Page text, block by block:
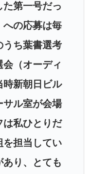
第一号だっ
への応募は毎
うち葉書選考
会（オーディ
時新朝日ビル
サル室が会場
は私ひとりだ
を担当してい
り、とても